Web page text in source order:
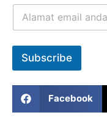
Subscribe
Facebook